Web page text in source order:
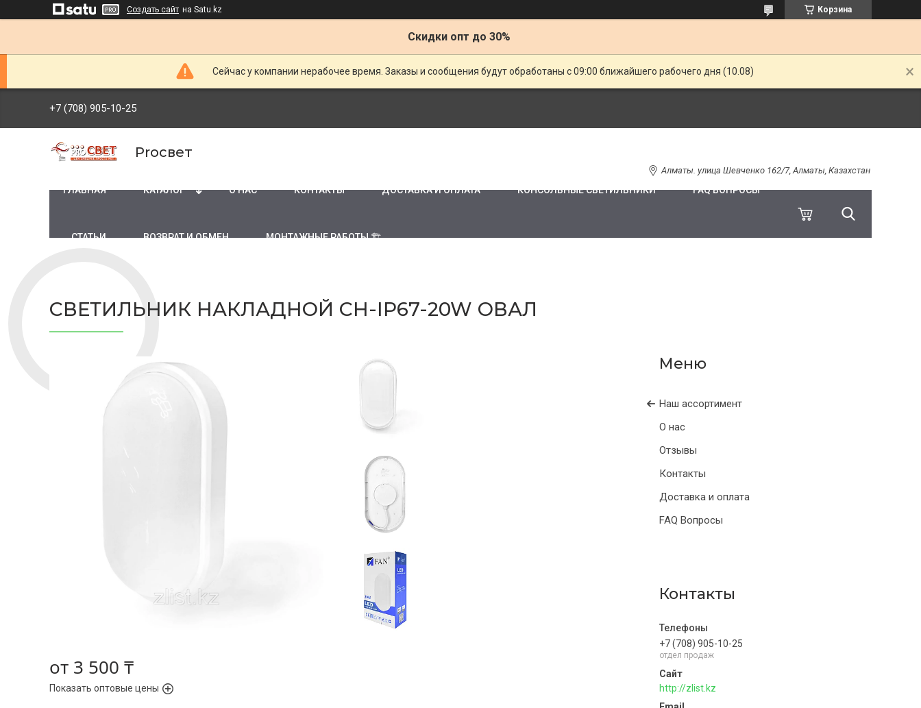
Создать сайт на Satu.kz Корзина
Скидки опт до 30%
Сейчас у компании нерабочее время. Заказы и сообщения будут обработаны с 09:00 ближайшего рабочего дня (10.08)
+7 (708) 905-10-25
Proсвет
Алматы. улица Шевченко 162/7, Алматы, Казахстан
ГЛАВНАЯ КАТАЛОГ О НАС КОНТАКТЫ ДОСТАВКА И ОПЛАТА КОНСОЛЬНЫЕ СВЕТИЛЬНИКИ FAQ ВОПРОСЫ
СТАТЬИ ВОЗВРАТ И ОБМЕН МОНТАЖНЫЕ РАБОТЫ 🏗
СВЕТИЛЬНИК НАКЛАДНОЙ СН-IP67-20W ОВАЛ
Наш ассортимент
О нас
Отзывы
Контакты
Доставка и оплата
FAQ Вопросы
Контакты
+7 (708) 905-10-25
отдел продаж
http://zlist.kz
от 3 500 ₸
Показать оптовые цены